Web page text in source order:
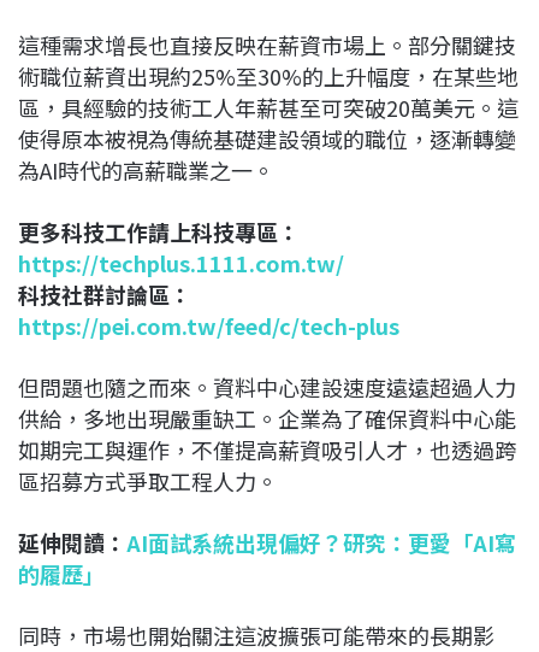
這種需求增長也直接反映在薪資市場上。部分關鍵技
術職位薪資出現約25%至30%的上升幅度，在某些地
區，具經驗的技術工人年薪甚至可突破20萬美元。這
使得原本被視為傳統基礎建設領域的職位，逐漸轉變
為AI時代的高薪職業之一。
更多科技工作請上科技專區：
https://techplus.1111.com.tw/
科技社群討論區：
https://pei.com.tw/feed/c/tech-plus
但問題也隨之而來。資料中心建設速度遠遠超過人力
供給，多地出現嚴重缺工。企業為了確保資料中心能
如期完工與運作，不僅提高薪資吸引人才，也透過跨
區招募方式爭取工程人力。
延伸閱讀： AI面試系統出現偏好？研究：更愛「AI寫
的履歷」
同時，市場也開始關注這波擴張可能帶來的長期影